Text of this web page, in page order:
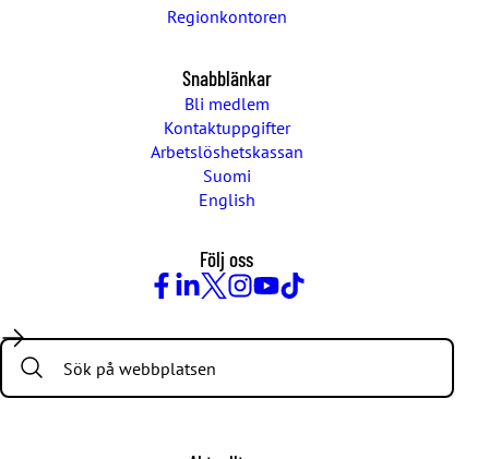
Regionkontoren
Snabblänkar
Bli medlem
Kontaktuppgifter
Arbetslöshetskassan
Suomi
English
Följ oss
Search: